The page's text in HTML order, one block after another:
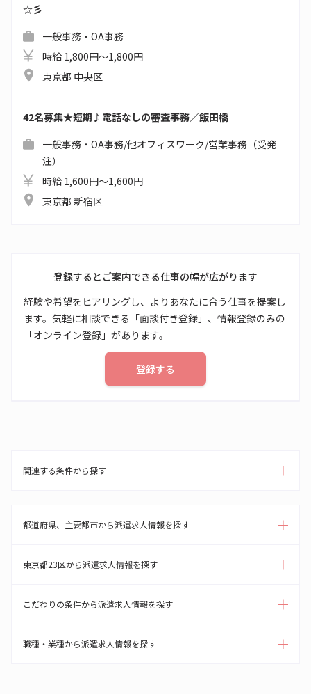
☆彡
一般事務・OA事務
時給 1,800円～1,800円
東京都 中央区
42名募集★短期♪電話なしの審査事務／飯田橋
一般事務・OA事務/他オフィスワーク/営業事務（受発
注）
時給 1,600円～1,600円
東京都 新宿区
登録するとご案内できる仕事の幅が広がります
経験や希望をヒアリングし、よりあなたに合う仕事を提案し
ます。気軽に相談できる「面談付き登録」、情報登録のみの
「オンライン登録」があります。
登録する
関連する条件から探す
都道府県、主要都市から派遣求人情報を探す
東京都23区から派遣求人情報を探す
こだわりの条件から派遣求人情報を探す
職種・業種から派遣求人情報を探す